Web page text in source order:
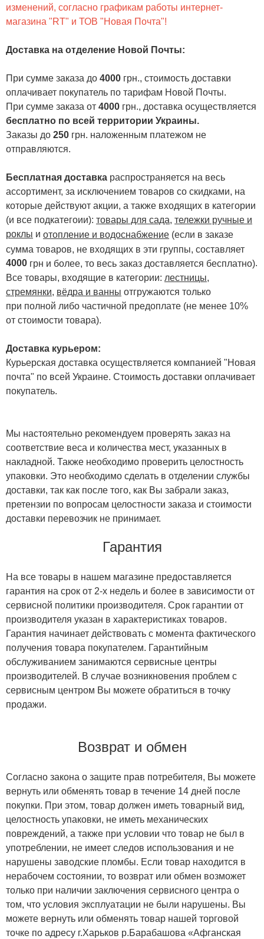
изменений, согласно графикам работы интернет-
магазина "RT" и ТОВ "Новая Почта"!
Доставка на отделение Новой Почты:
При сумме заказа до 4000 грн., стоимость доставки
оплачивает покупатель по тарифам Новой Почты.
При сумме заказа от 4000 грн., доставка осуществляется
бесплатно по всей территории Украины.
Заказы до 250 грн. наложенным платежом не
отправляются.
Бесплатная доставка распространяется на весь
ассортимент, за исключением товаров со скидками, на
которые действуют акции, а также входящих в категории
(и все подкатегоии): товары для сада, тележки ручные и
роклы и отопление и водоснабжение (если в заказе
сумма товаров, не входящих в эти группы, составляет
4000 грн и более, то весь заказ доставляется бесплатно).
Все товары, входящие в категории: лестницы,
стремянки, вёдра и ванны отгружаются только
при полной либо частичной предоплате (не менее 10%
от стоимости товара).
Доставка курьером:
Курьерская доставка осуществляется компанией "Новая
почта" по всей Украине. Стоимость доставки оплачивает
покупатель.
Мы настоятельно рекомендуем проверять заказ на
соответствие веса и количества мест, указанных в
накладной. Также необходимо проверить целостность
упаковки. Это необходимо сделать в отделении службы
доставки, так как после того, как Вы забрали заказ,
претензии по вопросам целостности заказа и стоимости
доставки перевозчик не принимает.
Гарантия
На все товары в нашем магазине предоставляется
гарантия на срок от 2-х недель и более в зависимости от
сервисной политики производителя. Срок гарантии от
производителя указан в характеристиках товаров.
Гарантия начинает действовать с момента фактического
получения товара покупателем. Гарантийным
обслуживанием занимаются сервисные центры
производителей. В случае возникновения проблем с
сервисным центром Вы можете обратиться в точку
продажи.
Возврат и обмен
Согласно закона о защите прав потребителя, Вы можете
вернуть или обменять товар в течение 14 дней после
покупки. При этом, товар должен иметь товарный вид,
целостность упаковки, не иметь механических
повреждений, а также при условии что товар не был в
употреблении, не имеет следов использования и не
нарушены заводские пломбы. Если товар находится в
нерабочем состоянии, то возврат или обмен возможет
только при наличии заключения сервисного центра о
том, что условия эксплуатации не были нарушены. Вы
можете вернуть или обменять товар нашей торговой
точке по адресу г.Харьков р.Барабашова «Афганская